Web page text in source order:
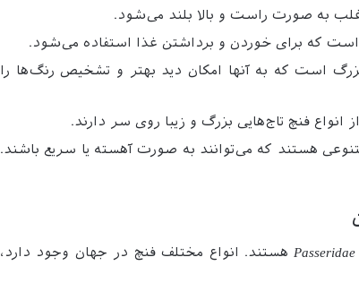
به صورت راست و بالا بلند می‌شود.
است که برای خوردن و برداشتن غذا استفاده می‌شود.
است که به آنها امکان دید بهتر و تشخیص رنگ‌ها را
انواع فنچ تاج‌هایی بزرگ و زیبا روی سر دارند.
هستند که می‌توانند به صورت آهسته یا سریع باشند.
Passeridaeهستند. انواع مختلف فنچ در جهان وجود دارد،